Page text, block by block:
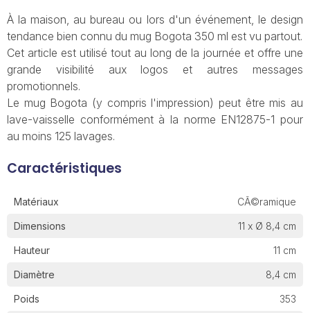
À la maison, au bureau ou lors d'un événement, le design
tendance bien connu du mug Bogota 350 ml est vu partout.
Cet article est utilisé tout au long de la journée et offre une
grande visibilité aux logos et autres messages
promotionnels.
Le mug Bogota (y compris l'impression) peut être mis au
lave-vaisselle conformément à la norme EN12875-1 pour
au moins 125 lavages.
Caractéristiques
Matériaux CÃ©ramique
Dimensions 11 x Ø 8,4 cm
Hauteur 11 cm
Diamètre 8,4 cm
Poids 353